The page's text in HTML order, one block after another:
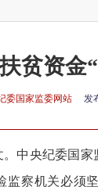
贫资金
委国家监委网站 发
中央纪委国家
监察机关必须